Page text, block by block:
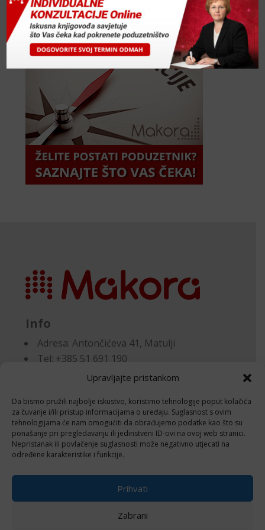
Upravljajte pristankom
Da bismo pružili najbolje iskustvo, koristimo tehnologije poput kolačića
za čuvanje i/ili pristup informacijama o uređaju. Suglasnost s ovim
tehnologijama će nam omogućiti da obrađujemo podatke kao što su
ponašanje pri pregledavanju ili jedinstveni ID-ovi na ovoj web stranici.
Nepristanak ili povlačenje suglasnosti može negativno utjecati na
određene karakteristike i funkcije.
Prihvati
Zabrani
Makora Radionice
Info
Adresa:Antončićeva 41, Matulji
Tel: +385 51 691 190
Email:knjigovodstvo@makora.hr
Dokumenti
Pravila privatnosti
Politika kolačića (EU)